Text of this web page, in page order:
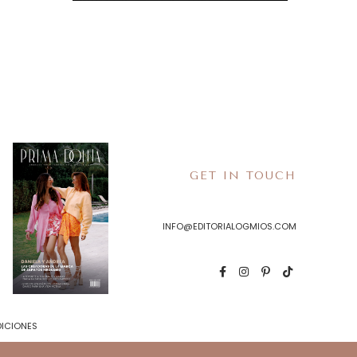
GET IN TOUCH
INFO@EDITORIALOGMIOS.COM